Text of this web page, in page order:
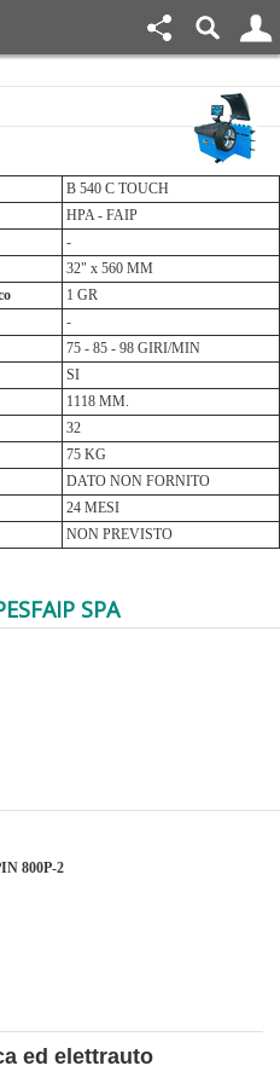
B 540 C TOUCH
HPA - FAIP
-
32" x 560 MM
1 GR
-
75 - 85 - 98 GIRI/MIN
SI
1118 MM.
32
75 KG
DATO NON FORNITO
24 MESI
NON PREVISTO
SPA
800P-2
ed elettrauto